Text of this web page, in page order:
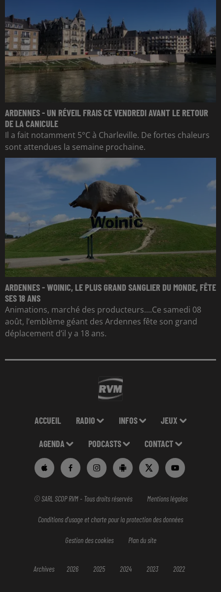
ARDENNES - UN RÉVEIL FRAIS CE VENDREDI AVANT LE RETOUR
DE LA CANICULE
Il a fait notamment 5°C à Charleville. De fortes chaleurs
sont attendues la semaine prochaine.
ARDENNES - WOINIC, LE PLUS GRAND SANGLIER DU MONDE, FÊTE
SES 18 ANS
Animations, marché des producteurs....Ce samedi 08
août, l’emblème géant des Ardennes fête son grand
déplacement d’il y a 18 ans.
ACCUEIL RADIO INFOS JEUX
AGENDA PODCASTS CONTACT
© SARL SCOP RVM - Tous droits réservés Mentions légales
Conditions d'usage et charte pour la protection des données
Gestion des cookies Plan du site
Archives 2026 2025 2024 2023 2022